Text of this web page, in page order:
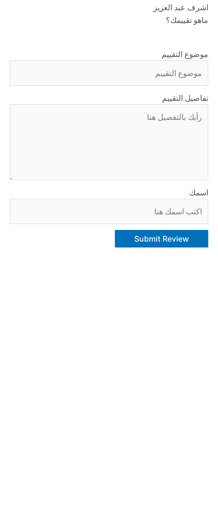
اشرف عبد العزيز
ماهو تقييمك؟
موضوع التقييم
تفاصيل التقييم
اسمك
Submit Review